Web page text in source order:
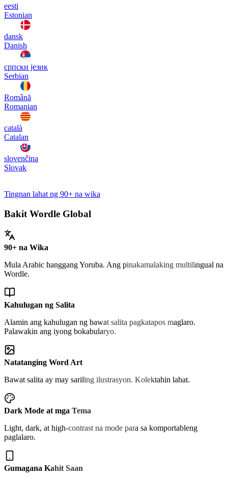
eesti
Estonian
dansk
Danish
српски језик
Serbian
Română
Romanian
català
Catalan
slovenčina
Slovak
Tingnan lahat ng 90+ na wika
Bakit Wordle Global
90+ na Wika
Mula Arabic hanggang Yoruba. Ang pinakamalaking multilingual na
Wordle.
Kahulugan ng Salita
Alamin ang kahulugan ng bawat salita pagkatapos maglaro.
Palawakin ang iyong bokabularyo.
Natatanging Word Art
Bawat salita ay may sariling ilustrasyon. Kolektahin lahat.
Dark Mode at mga Tema
Light, dark, at high-contrast na mode para sa komportableng
paglalaro.
Gumagana Kahit Saan